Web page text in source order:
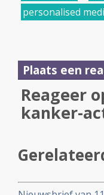
personalised
Plaats een
Reageer
kanker-